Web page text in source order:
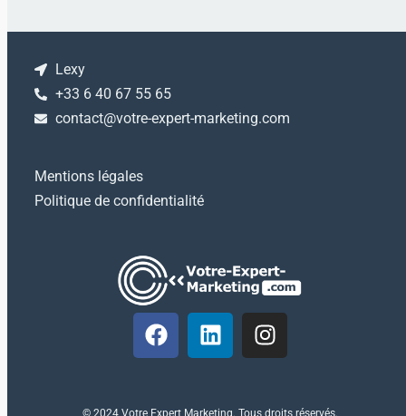
Lexy
+33 6 40 67 55 65
contact@votre-expert-marketing.com
Mentions légales
Politique de confidentialité
© 2024 Votre Expert Marketing. Tous droits réservés.